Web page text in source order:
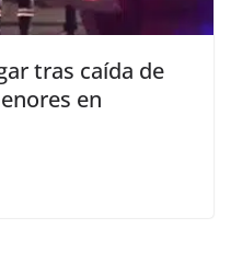
tras caída de
en